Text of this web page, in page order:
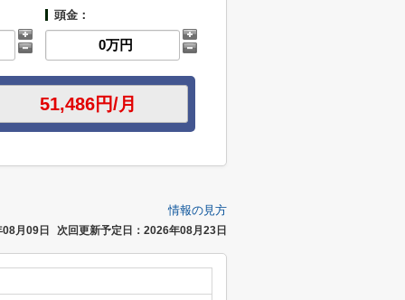
頭金：
情報の見方
月09日 次回更新予定日：2026年08月23日